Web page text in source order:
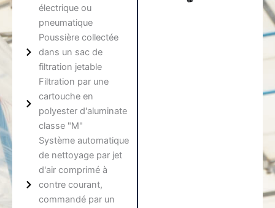
électrique ou
pneumatique
Poussière collectée
dans un sac de
filtration jetable
Filtration par une
cartouche en
polyester d'aluminate
classe "M"
Système automatique
de nettoyage par jet
d'air comprimé à
contre courant,
commandé par un